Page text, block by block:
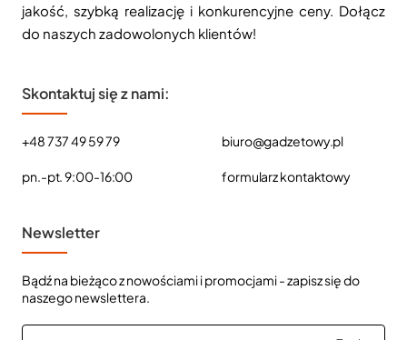
jakość, szybką realizację i konkurencyjne ceny. Dołącz
do naszych zadowolonych klientów!
Skontaktuj się z nami:
+48 737 49 59 79
pn.-pt. 9:00-16:00
biuro@gadzetowy.pl
formularz kontaktowy
Newsletter
Bądź na bieżąco z nowościami i promocjami - zapisz się do
naszego newslettera.
E-